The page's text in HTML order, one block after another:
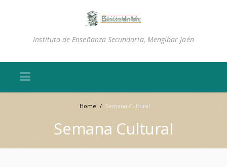
Instituto de Enseñanza Secundaria, Mengíbar Jaén
Home / Semana Cultural
Semana Cultural